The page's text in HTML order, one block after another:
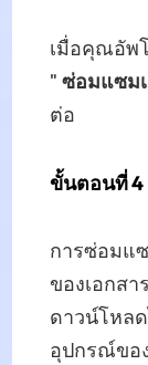
เมื่อคุณอัพ
" ซ่อมแซม
ต่อ
ขั้นตอนที่ 4
การซ่อมแ
ของเอกส
ดาวน์โหล
อุปกรณ์ขอ